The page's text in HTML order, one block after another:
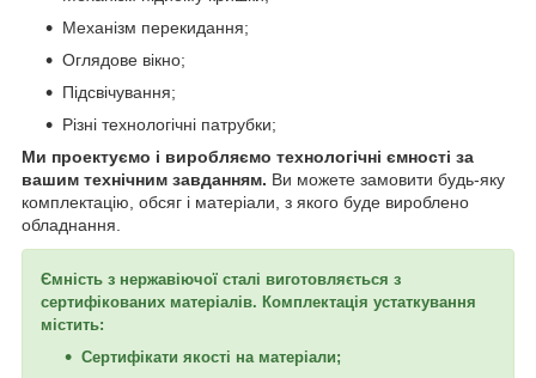
Механізм перекидання;
Оглядове вікно;
Підсвічування;
Різні технологічні патрубки;
Ми проектуємо і виробляємо технологічні ємності за
вашим технічним завданням. Ви можете замовити будь-яку
комплектацію, обсяг і матеріали, з якого буде вироблено
обладнання.
Ємність з нержавіючої сталі виготовляється з
сертифікованих матеріалів. Комплектація устаткування
містить:
Сертифікати якості на матеріали;